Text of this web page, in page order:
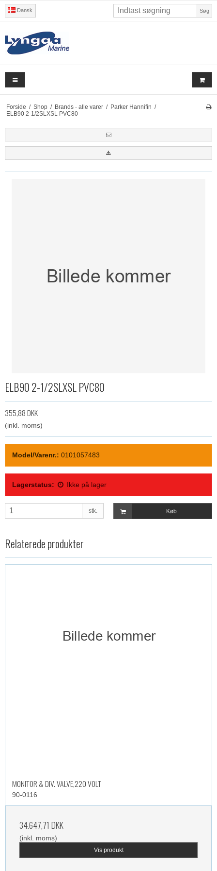
Dansk Søg
Forside / Shop / Brands - alle varer / Parker Hannifin /
ELB90 2-1/2SLXSL PVC80
ELB90 2-1/2SLXSL PVC80
355,88 DKK
(inkl. moms)
Model/Varenr.: 0101057483
Lagerstatus: Ikke på lager
stk. Køb
Relaterede produkter
MONITOR & DIV. VALVE,220 VOLT
90-0116
34.647,71 DKK
(inkl. moms)
Vis produkt